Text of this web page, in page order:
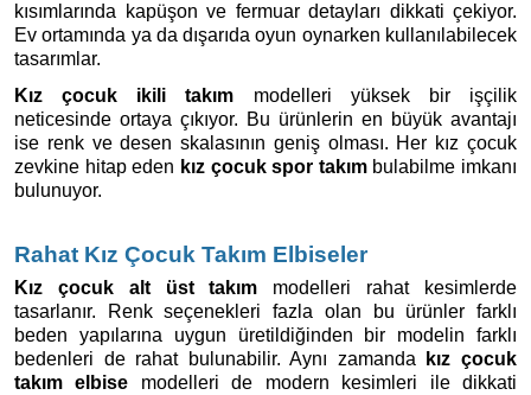
kısımlarında kapüşon ve fermuar detayları dikkati çekiyor.
Ev ortamında ya da dışarıda oyun oynarken kullanılabilecek
tasarımlar.
Kız çocuk ikili takım modelleri yüksek bir işçilik
neticesinde ortaya çıkıyor. Bu ürünlerin en büyük avantajı
ise renk ve desen skalasının geniş olması. Her kız çocuk
zevkine hitap eden kız çocuk spor takım bulabilme imkanı
bulunuyor.
Rahat Kız Çocuk Takım Elbiseler
Kız çocuk alt üst takım modelleri rahat kesimlerde
tasarlanır. Renk seçenekleri fazla olan bu ürünler farklı
beden yapılarına uygun üretildiğinden bir modelin farklı
bedenleri de rahat bulunabilir. Aynı zamanda
kız çocuk
takım elbise modelleri de modern kesimleri ile dikkati